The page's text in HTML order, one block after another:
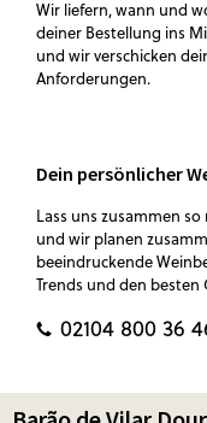
Wir liefern, wann und
deiner Bestellung ins
und wir verschicken
Anforderungen.
Dein persönlicher
Lass uns zusammen
und wir planen
beeindruckende
Trends und den besten
02104 800 36